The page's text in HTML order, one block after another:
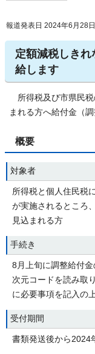
報道発表日 2024年6月28日
定額減税しき
給します
所得税及び市県民税
まれる方へ給付金（
概要
対象者
所得税と個人住民税
が実施されるところ
見込まれる方
手続き
8月上旬に調整給付
次元コードを読み取
に必要事項を記入の
受付期間
書類発送後から2024